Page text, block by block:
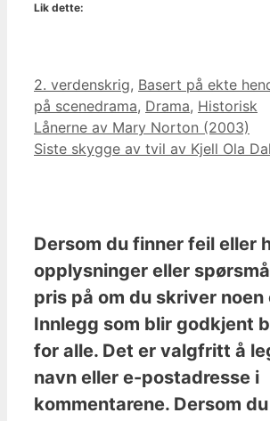
Lik dette:
Kategorier
2. verdenskrig, Basert på ekte
på scenedrama, Drama, Historisk
Lånerne av Mary Norton (2003)
Siste skygge av tvil av Kjell Ola
Dersom du finner feil eller
opplysninger eller
pris på om du skriver noen
Innlegg som blir godkjent
for alle. Det er valgfritt å
navn eller e-postadresse i
kommentarene. Dersom